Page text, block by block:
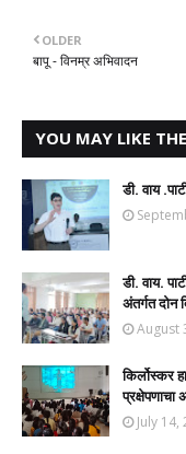
OLDER
बापू - विनम्र अभिवादन
YOU MAY LIKE
डी. वाय
डी. वाय.
अंतर्गत दोन
August
किर्लोस्कर
प्रक्षेपणाचा
July 14,